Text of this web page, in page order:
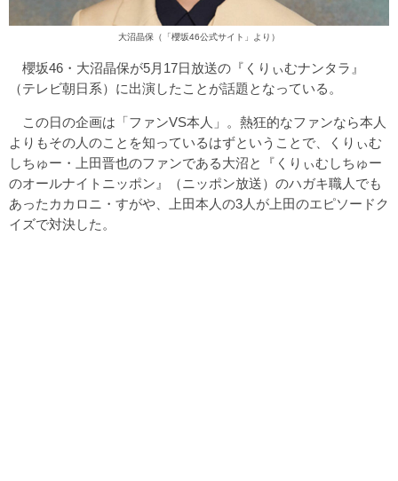
大沼晶保（「櫻坂46公式サイト 」より）
櫻坂46・大沼晶保が5月17日放送の『くりぃむナンタラ』
（テレビ朝日系）に出演したことが話題となっている。
この日の企画は「ファンVS本人」。熱狂的なファンなら本人
よりもその人のことを知っているはずということで、くりぃむ
しちゅー・上田晋也のファンである大沼と『くりぃむしちゅー
のオールナイトニッポン』（ニッポン放送）のハガキ職人でも
あったカカロニ・すがや、上田本人の3人が上田のエピソードク
イズで対決した。